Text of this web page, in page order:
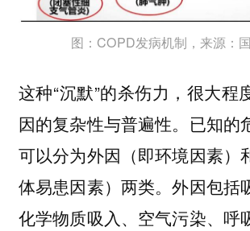
图：COPD发病机制，来源：
这种“沉默”的杀伤力，很大程
因的复杂性与普遍性。已知的
可以分为外因（即环境因素）
体易患因素）两类。外因包括
化学物质吸入、空气污染、呼